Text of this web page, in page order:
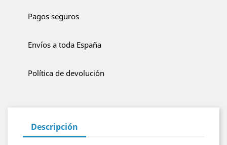
Pagos seguros
Envíos a toda España
Política de devolución
Descripción